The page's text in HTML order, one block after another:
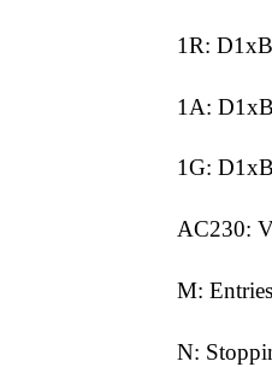
1R:
1A:
1G:
AC230:
M:
N: